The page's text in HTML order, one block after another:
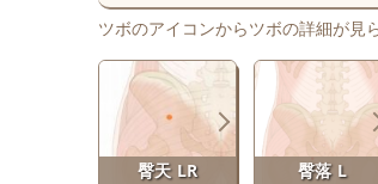
ツボのアイコンからツボの詳細が見
臀天 LR 臀落 L